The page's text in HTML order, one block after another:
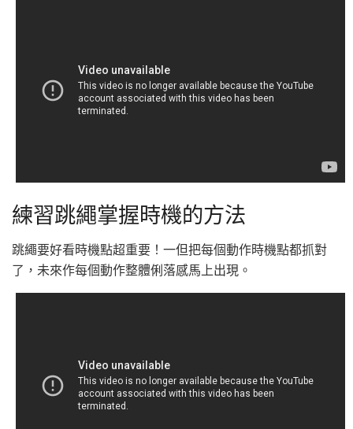
練習跳繩掌握時機的方法
跳繩要好看時機點超重要！一但把每個動作時機點都抓對
了，未來作每個動作整體俐落感馬上出現。